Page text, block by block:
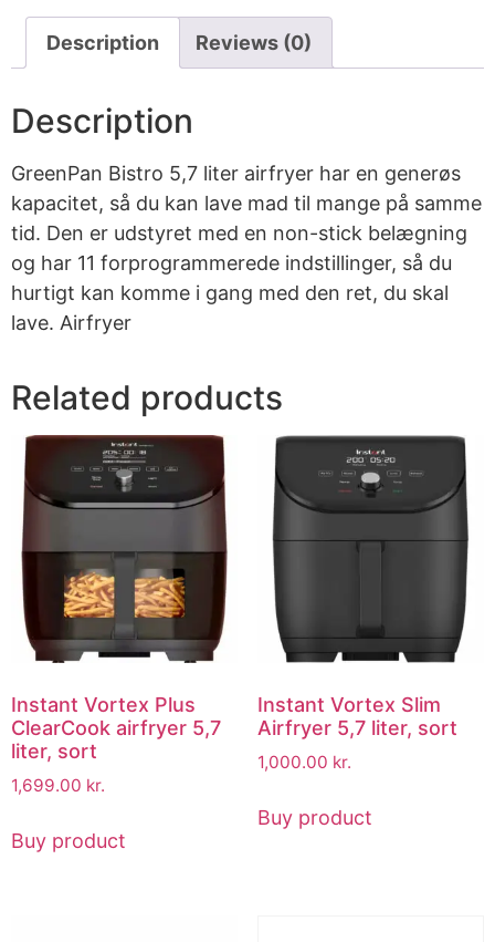
Description Reviews (0)
Description
GreenPan Bistro 5,7 liter airfryer har en generøs
kapacitet, så du kan lave mad til mange på samme
tid. Den er udstyret med en non-stick belægning
og har 11 forprogrammerede indstillinger, så du
hurtigt kan komme i gang med den ret, du skal
lave. Airfryer
Related products
Instant Vortex Plus
ClearCook airfryer 5,7
liter, sort
1,699.00 kr.
Buy product
Instant Vortex Slim
Airfryer 5,7 liter, sort
1,000.00 kr.
Buy product